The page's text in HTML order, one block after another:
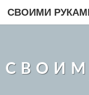
СВОИМИ